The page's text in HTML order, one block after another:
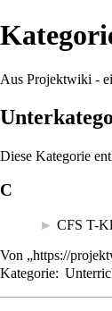
Aus Projektwiki -
Diese Kategorie
C
► CFS T-
Von „https://
Kategorie: